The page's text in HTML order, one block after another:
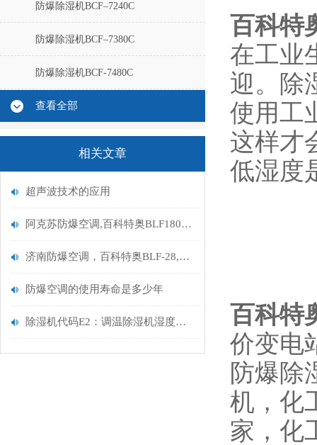
防爆除湿机BCF–7240C
防爆除湿机BCF–7380C
防爆除湿机BCF-7480C
查看全部
相关文章
超声波技术的应用
阿克苏防爆空调,百科特奥BLF180,75匹阿克苏防爆空调
济南防爆空调，百科特奥BLF-28,危化库10匹防爆空调
防爆空调的使用寿命是多少年
除湿机代码E2：调温除湿机湿度传感器故障代码
百科特
在工业
迎。除
使用工
这样才
低湿度
百科特
价变电
防爆除
机 ，
家，化